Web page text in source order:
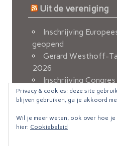
Uit de vereniging
Inschrijving
geopend
Gerard Westhoff-
2026
Inschrijving
november 2026
Berichten van de
Nieuw e-mailadres
Privacy & cookies: deze site
blijven gebruiken, ga je akkoord
Wil je meer weten, ook over hoe
hier: Cookiebeleid